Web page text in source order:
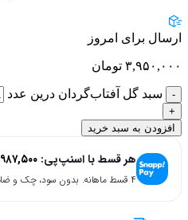
ارسال برای امروز
۳,۹۵۰,۰۰۰ تومان
سبد گل آفتاب‌گردان درین عدد
افزودن به سبد خرید
هر قسط با اسنپ‌پی: ۹۸۷,۵۰۰
۴ قسط ماهانه. بدون سود، چک و ضامن.